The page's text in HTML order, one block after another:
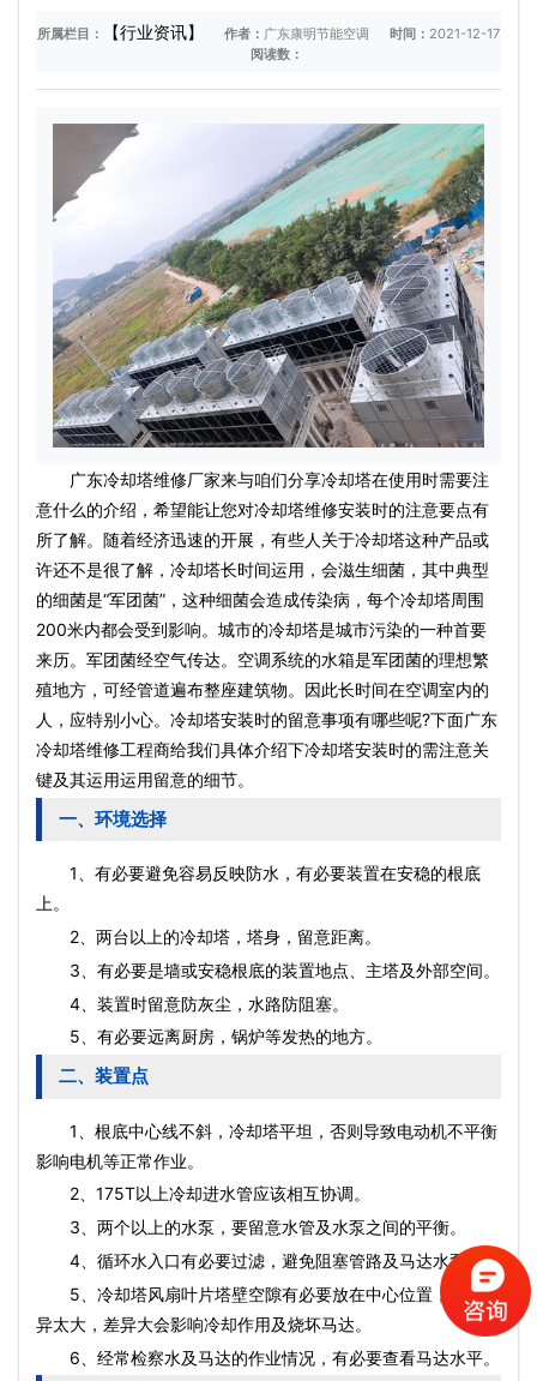
所属栏目： 【行业资讯】 作者： 广东康明节能空调 时间： 2021-12-17
阅读数：
广东冷却塔维修厂家来与咱们分享冷却塔在使用时需要注
意什么的介绍，希望能让您对冷却塔维修安装时的注意要点有
所了解。随着经济迅速的开展，有些人关于冷却塔这种产品或
许还不是很了解，冷却塔长时间运用，会滋生细菌，其中典型
的细菌是“军团菌”，这种细菌会造成传染病，每个冷却塔周围
200米内都会受到影响。城市的冷却塔是城市污染的一种首要
来历。军团菌经空气传达。空调系统的水箱是军团菌的理想繁
殖地方，可经管道遍布整座建筑物。因此长时间在空调室内的
人，应特别小心。冷却塔安装时的留意事项有哪些呢?下面广东
冷却塔维修工程商给我们具体介绍下冷却塔安装时的需注意关
键及其运用运用留意的细节。
一、环境选择
1、有必要避免容易反映防水，有必要装置在安稳的根底
上。
2、两台以上的冷却塔，塔身，留意距离。
3、有必要是墙或安稳根底的装置地点、主塔及外部空间。
4、装置时留意防灰尘，水路防阻塞。
5、有必要远离厨房，锅炉等发热的地方。
二、装置点
1、根底中心线不斜，冷却塔平坦，否则导致电动机不平衡
影响电机等正常作业。
2、175T以上冷却进水管应该相互协调。
3、两个以上的水泵，要留意水管及水泵之间的平衡。
4、循环水入口有必要过滤，避免阻塞管路及马达水泵。
5、冷却塔风扇叶片塔壁空隙有必要放在中心位置，不能差
异太大，差异大会影响冷却作用及烧坏马达。
6、经常检察水及马达的作业情况，有必要查看马达水平。